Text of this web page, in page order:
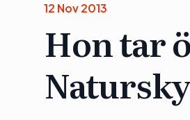
12 Nov 2013
Hon tar